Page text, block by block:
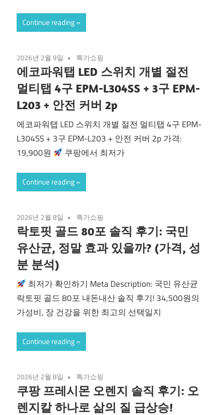
Continue reading
2026년 2월 9일 특가쇼핑
에코파워탭 LED 스위치 개별 절전
멀티탭 4구 EPM-L304SS + 3구 EPM-
L203 + 안전 커버 2p
에코파워탭 LED 스위치 개별 절전 멀티탭 4구 EPM-
L304SS + 3구 EPM-L203 + 안전 커버 2p 가격:
19,900원
쿠팡에서 최저가
Continue reading
2026년 2월 8일 특가쇼핑
락토핏 골드 80포 솔직 후기: 국민
유산균, 정말 효과 있을까? (가격, 성
분 분석)
최저가 확인하기 Meta Description: 국민 유산균
락토핏 골드 80포 내돈내산 솔직 후기! 34,500원의
가성비, 장 건강을 위한 최고의 선택일지
Continue reading
2026년 2월 8일 특가쇼핑
쿠팡 프레시몬 오렌지 솔직 후기: 오
렌지칼 하나로 삶의 질 급상승!